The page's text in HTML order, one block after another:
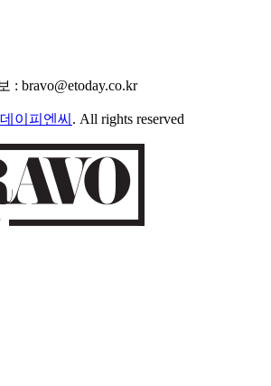
: bravo@etoday.co.kr
이피엔씨 . All rights reserved